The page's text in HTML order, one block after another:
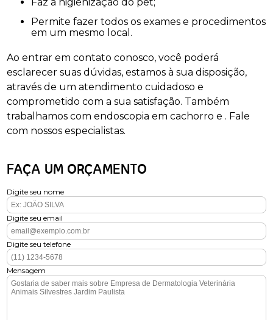
Permite fazer todos os exames e procedimentos
em um mesmo local.
Ao entrar em contato conosco, você poderá
esclarecer suas dúvidas, estamos à sua disposição,
através de um atendimento cuidadoso e
comprometido com a sua satisfação. Também
trabalhamos com endoscopia em cachorro e . Fale
com nossos especialistas.
FAÇA UM ORÇAMENTO
Digite seu nome
Digite seu email
Digite seu telefone
Mensagem